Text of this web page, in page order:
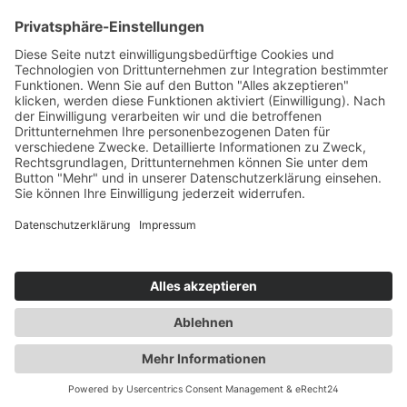
Propylenglycol (50% PG), pflanzliches
Glycerin (38% VG), demineralisiertes Wasser
(12%), Aroma Inhaltsstoffe für die Stärken:
3mg/ml, 6mg/ml, 12mg/ml & 18mg/ml
\nPropylenglycol (50% PG), pflanzliches
Glycerin (38% VG), demineralisiertes Wasser
(12%), Aroma, NikotinAuszeichnung gemäß
CLP-Verordnung (EG) Nr. 1272/2008
EUH 0 mg/ml - EUH208 Enthält Trans-hex-2-
hervorrufen. 12 mg/ml GHS07 P101 Ist
ärztlicher Rat erforderlich, Verpackung oder
Kennzeichnungsetikett bereithalten.P102
Darf nicht in die Hände von Kindern
gelangen.P270 Bei Gebrauch nicht essen,
trinken oder rauchen.P301+P312 BEI
Service-Hotline
Vertrag widerrufen
Shopservice
Alle Preise inkl. gesetzl. Mehrwertsteuer zzgl.
Versandkostenund ggf. Nachnahmegebühren, wenn nicht
Realisiert mit Shopware